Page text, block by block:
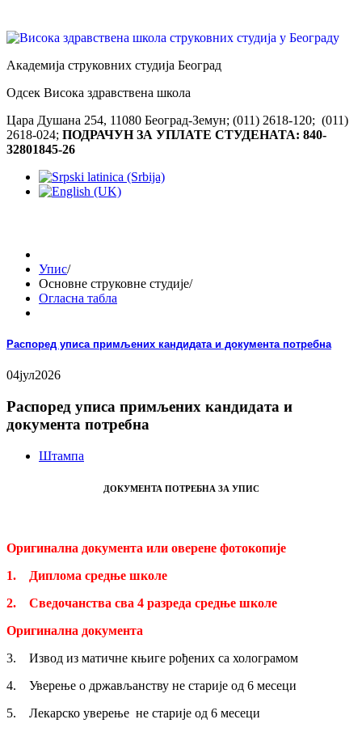
Академија струковних студија Београд
Одсек Висока здравствена школа
Цара Душана 254, 11080 Београд-Земун; (011) 2618-120; (011)
2618-024; ПОДРАЧУН ЗА УПЛАТЕ СТУДЕНАТА: 840-
32801845-26
Упис/
Основне струковне студије/
Огласна табла
Распоред уписа примљених кандидата и документа потребна
04јул2026
Распоред уписа примљених кандидата и
документа потребна
Штампа
ДОКУМЕНТА ПОТРЕБНА ЗА УПИС
Оригинална документа или оверене фотокопије
1.
Диплома средње школе
2. Сведочанства сва 4 разреда средње школе
Оригинална документа
3. Извод из матичне књиге рођених са холограмом
4. Уверење о држављанству не старије oд 6 месеци
5. Лекарско уверење не старије од 6 месеци